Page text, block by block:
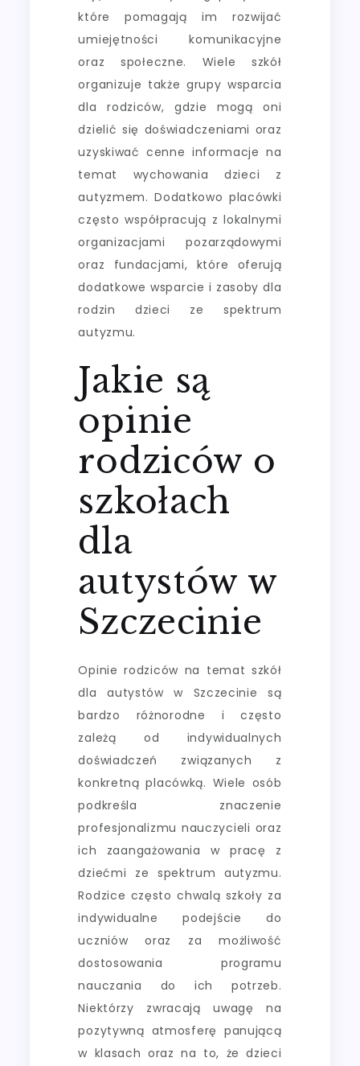
które pomagają im rozwijać
umiejętności komunikacyjne
oraz społeczne. Wiele szkół
organizuje także grupy wsparcia
dla rodziców, gdzie mogą oni
dzielić się doświadczeniami oraz
uzyskiwać cenne informacje na
temat wychowania dzieci z
autyzmem. Dodatkowo placówki
często współpracują z lokalnymi
organizacjami pozarządowymi
oraz fundacjami, które oferują
dodatkowe wsparcie i zasoby dla
rodzin dzieci ze spektrum
autyzmu.
Jakie są
opinie
rodziców o
szkołach
dla
autystów w
Szczecinie
Opinie rodziców na temat szkół
dla autystów w Szczecinie są
bardzo różnorodne i często
zależą od indywidualnych
doświadczeń związanych z
konkretną placówką. Wiele osób
podkreśla znaczenie
profesjonalizmu nauczycieli oraz
ich zaangażowania w pracę z
dziećmi ze spektrum autyzmu.
Rodzice często chwalą szkoły za
indywidualne podejście do
uczniów oraz za możliwość
dostosowania programu
nauczania do ich potrzeb.
Niektórzy zwracają uwagę na
pozytywną atmosferę panującą
w klasach oraz na to, że dzieci